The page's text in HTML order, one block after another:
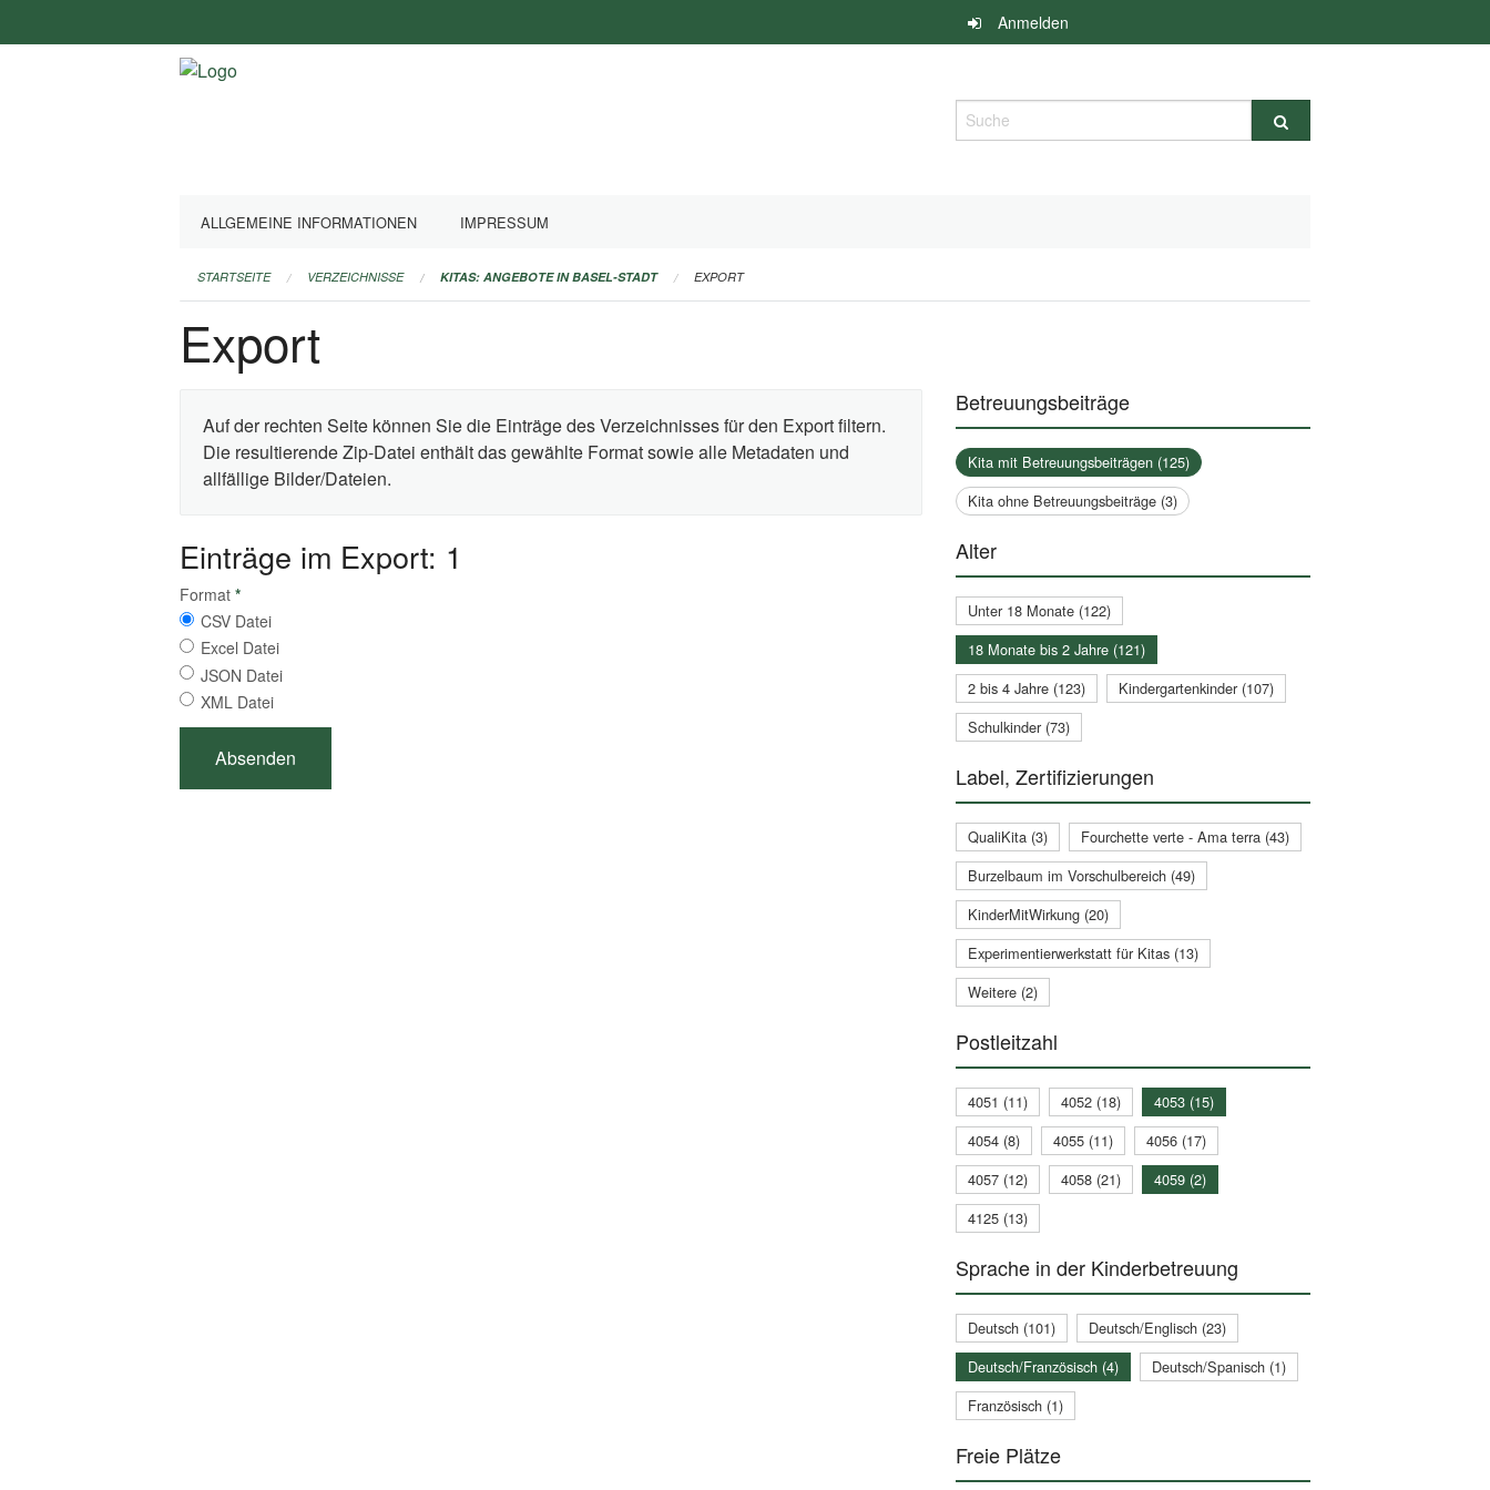
überspringen
Anmelden
Suche
ALLGEMEINE INFORMATIONEN IMPRESSUM
STARTSEITE VERZEICHNISSE KITAS: ANGEBOTE IN BASEL-STADT EXPORT
Export
Auf der rechten Seite können Sie die Einträge des Verzeichnisses für den Export filtern.
Die resultierende Zip-Datei enthält das gewählte Format sowie alle Metadaten und
allfällige Bilder/Dateien.
Einträge im Export: 1
Format *
CSV Datei
Excel Datei
JSON Datei
XML Datei
Betreuungsbeiträge
Kita mit Betreuungsbeiträgen (125)
Kita ohne Betreuungsbeiträge (3)
Alter
Unter 18 Monate (122)
18 Monate bis 2 Jahre (121)
2 bis 4 Jahre (123)
Kindergartenkinder (107)
Schulkinder (73)
Label, Zertifizierungen
QualiKita (3)
Fourchette verte - Ama terra (43)
Burzelbaum im Vorschulbereich (49)
KinderMitWirkung (20)
Experimentierwerkstatt für Kitas (13)
Weitere (2)
Postleitzahl
4051 (11) 4052 (18)
4053 (15)
4054 (8)
4055 (11)
4056 (17)
4057 (12)
4058 (21)
4059 (2)
4125 (13)
Sprache in der Kinderbetreuung
Deutsch (101)
Deutsch/Englisch (23)
Deutsch/Französisch (4)
Deutsch/Spanisch (1)
Französisch (1)
Freie Plätze